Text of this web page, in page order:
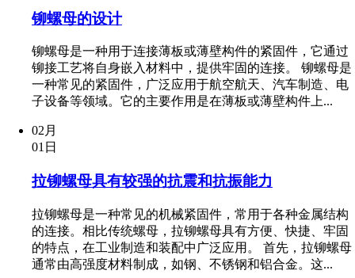
铆螺母的设计
铆螺母是一种用于连接薄板或薄壁构件的紧固件，它通过
铆接工艺将自身嵌入材料中，提供牢固的连接。 铆螺母是
一种常见的紧固件，广泛应用于航空航天、汽车制造、电
子设备等领域。它的主要作用是在薄板或薄壁构件上...
02月
01日
拉铆螺母具有较强的抗震和抗振能力
拉铆螺母是一种常见的机械紧固件，常用于各种金属结构
的连接。相比传统螺母，拉铆螺母具有方便、快捷、牢固
的特点，在工业制造和装配中广泛应用。 首先，拉铆螺母
通常由高强度材料制成，如钢、不锈钢和铝合金。这...